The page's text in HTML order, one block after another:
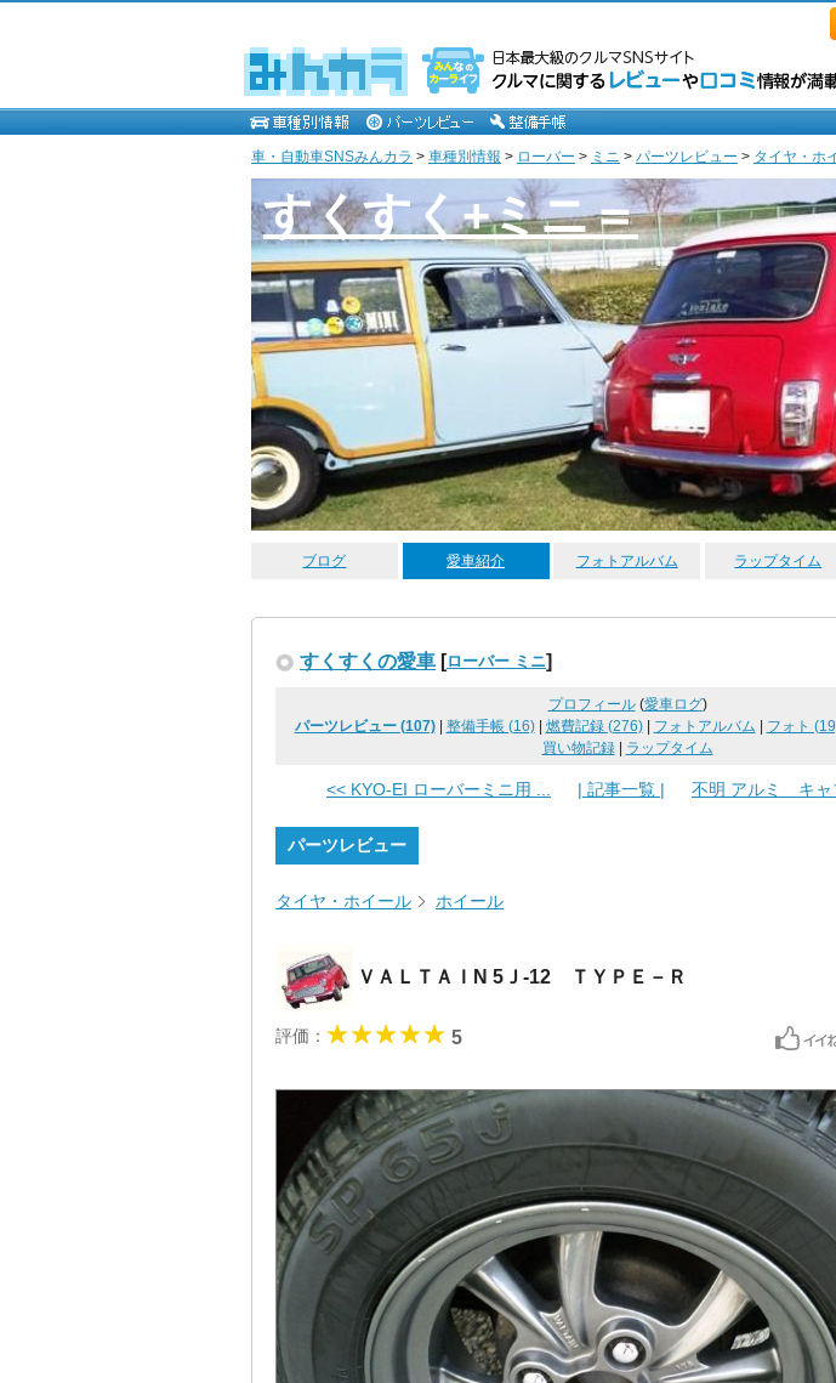
車・自動車SNSみんカラ > 車種別情報 > ローバー > ミニ > パーツレビュー > タイヤ・ホ
すくすく+ミニ＝
ブログ 愛車紹介 フォトアルバム ラップタイム
すくすくの愛車 [ローバー ミニ]
プロフィール(愛車ログ)
パーツレビュー (107)| 整備手帳 (16)| 燃費記録 (276)| フォトアルバム フォト
買い物記録| ラップタイム
<< KYO-EI ローバーミニ用 ... | 記事一覧 | 不明 アルミ キャ
パーツレビュー
タイヤ・ホイール ホイール
ＶＡＬＴＡＩN 5Ｊ-12 ＴＹＰＥ－Ｒ
評価： 5